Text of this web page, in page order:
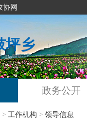
协网
坪乡
政务公开
> 工作机构 > 领导信息